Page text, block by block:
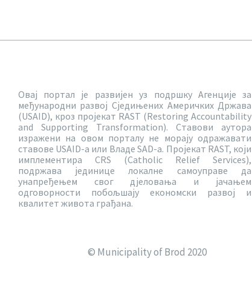
Овај портал је развијен уз подршку Агенције за
међународни развој Сједињених Америчких Држава
(USAID), кроз пројекат RAST (Restoring Accountability
and Supporting Transformation). Ставови аутора
изражени на овом порталу не морају одражавати
ставове USAID-a или Владе SAD-a. Пројекат RAST, који
имплементира CRS (Catholic Relief Services),
подржава јединице локалне самоуправе да
унапређењем свог дјеловања и јачањем
одговорности побољшају економски развој и
квалитет живота грађана.
© Municipality of Brod 2020